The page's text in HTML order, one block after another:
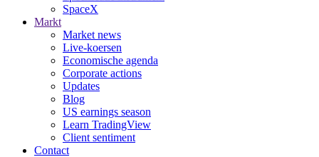
SpaceX
Markt
Market news
Live-koersen
Economische agenda
Corporate actions
Updates
Blog
US earnings season
Learn TradingView
Client sentiment
Contact